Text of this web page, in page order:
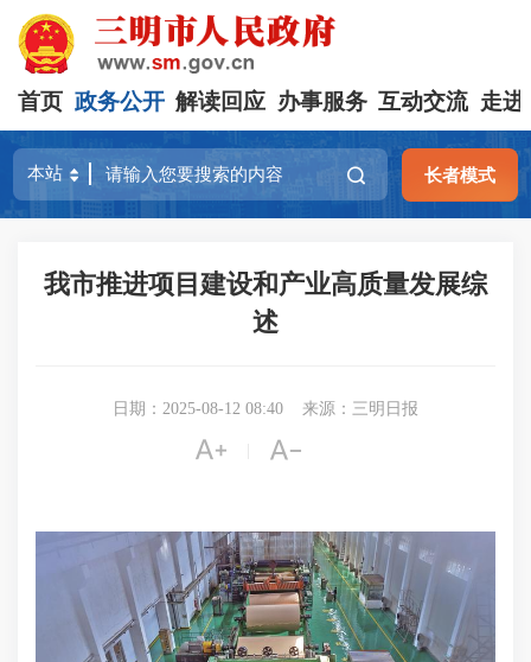
首页 政务公开 解读回应 办事服务 互动交流 走进
长者模式
我市推进项目建设和产业高质量发展综
述
日期：2025-08-12 08:40 来源：三明日报
 